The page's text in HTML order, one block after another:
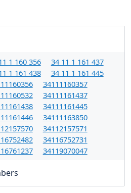
1 160 356
34 11 1 161 437
1 161 438
34 11 1 161 445
34111160357
34111161437
34111161445
34111163850
34112157571
34116752731
34119070047